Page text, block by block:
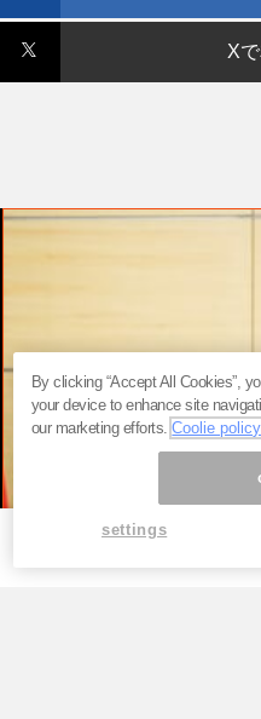
X
By clicking “Accept All Cookies”,
your device to enhance site
our marketing efforts.Coolie policy
settings